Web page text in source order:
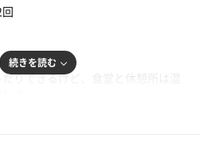
りできるけど、食堂と休憩所は混
のドロドロ（イメージ）を排出で
続きを読む